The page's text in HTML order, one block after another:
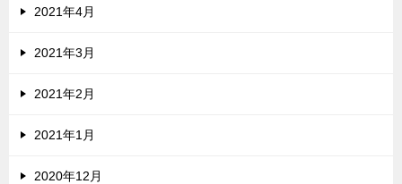
2021年4月
2021年3月
2021年2月
2021年1月
2020年12月